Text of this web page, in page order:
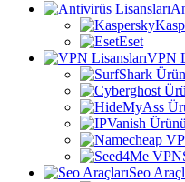
Eset
VPN
Seo